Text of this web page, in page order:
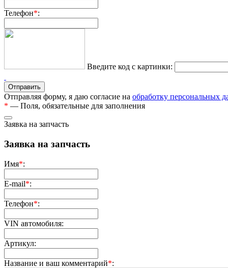
Телефон*:
Введите код с картинки:
Отправляя форму, я даю согласие на обработку персональных
* — Поля, обязательные для заполнения
Заявка на запчасть
Заявка на запчасть
Имя*:
E-mail*:
Телефон*:
VIN автомобиля:
Артикул:
Название и ваш комментарий*: